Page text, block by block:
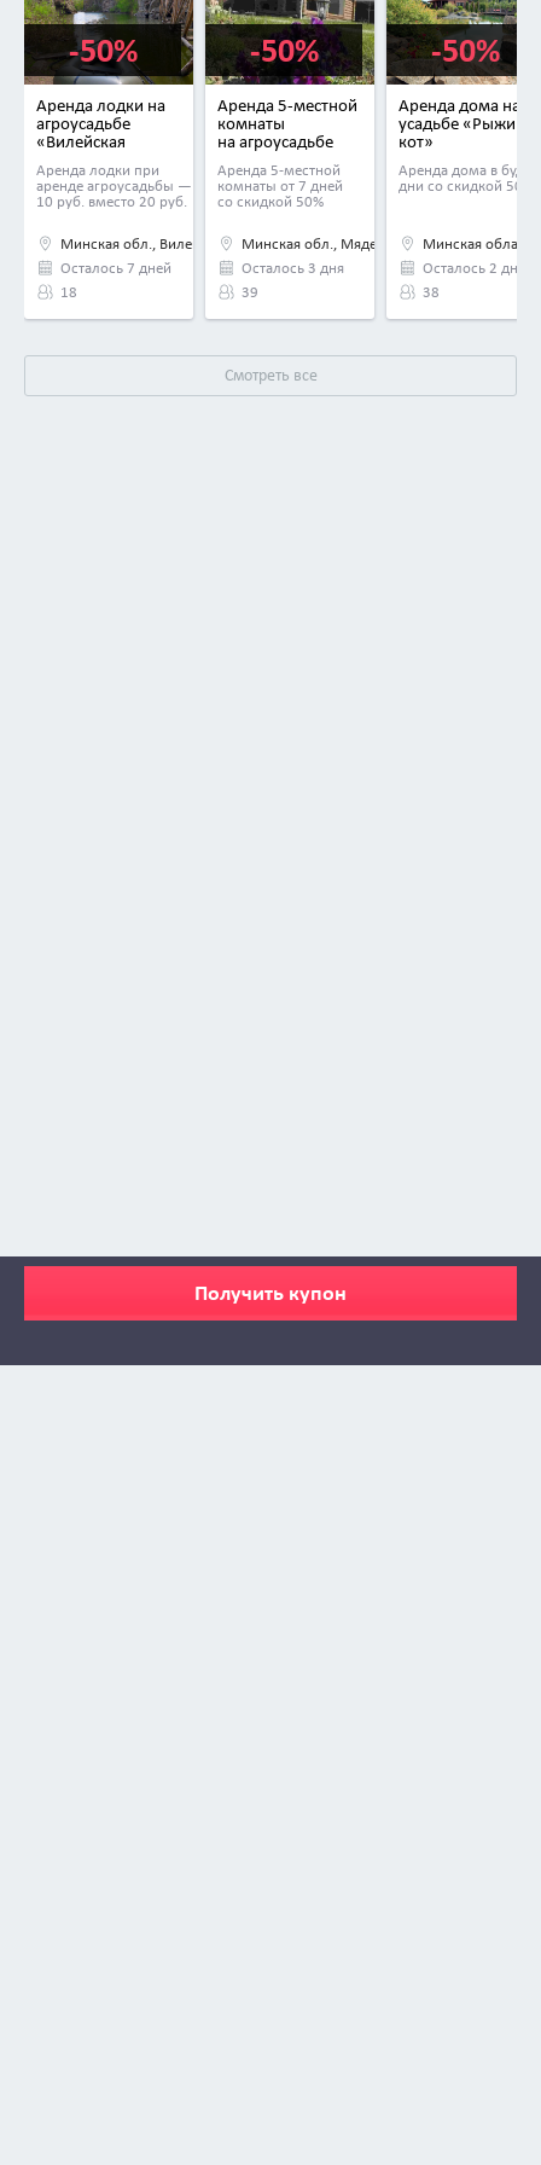
Получить купон
Аренда лодки на
агроусадьбе
«Вилейская
Аренда лодки при
аренде агроусадьбы —
10 руб. вместо 20 руб.
Минская обл., Вилейский р-н, дер. Кумельщина, Центральная ул., д. 55
Осталось 7 дней
18
-50%
Аренда 5-местной
комнаты
на агроусадьбе
Аренда 5-местной
комнаты от 7 дней
со скидкой 50%
Минская обл., Мядельский р-н, дер. Скоры,
Осталось 3 дня
39
-50%
Аренда дома на
усадьбе «Рыжий
кот»
Аренда дома в
дни со скидкой 50%
Минская
Осталось 2 дня
38
-50%
Смотреть все